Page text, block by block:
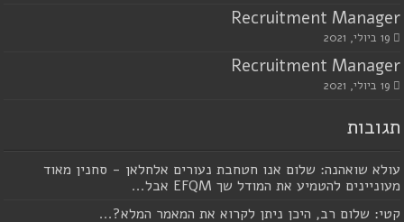
Recruitment Manager
19 ביולי, 2021
Recruitment Manager
19 ביולי, 2021
תגובות
עולא שואהנה: שלום אנו חטחבת נעורים אלחלאן - סחנין מאוד
מעוניינים להטמיע את המודל שך EFQM אבל...
קטי: שלום רב, היכן ניתן לקרוא את המאמר המלא?...